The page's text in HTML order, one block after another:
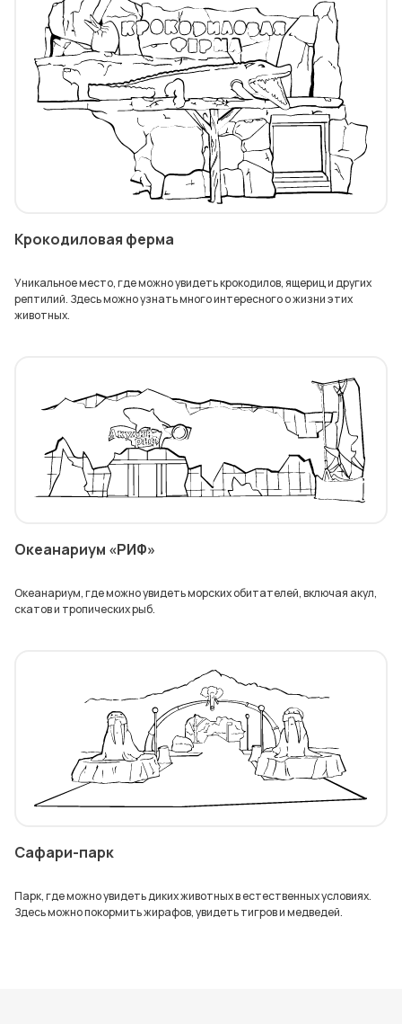
Крокодиловая ферма
Уникальное место, где можно увидеть крокодилов, ящериц и других
рептилий. Здесь можно узнать много интересного о жизни этих
животных.
Океанариум «РИФ»
Океанариум, где можно увидеть морских обитателей, включая акул,
скатов и тропических рыб.
Сафари-парк
Парк, где можно увидеть диких животных в естественных условиях.
Здесь можно покормить жирафов, увидеть тигров и медведей.